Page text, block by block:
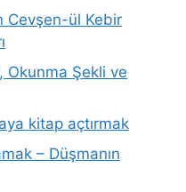
Cevşen-ül Kebir
Okunma Şekli ve
kitap açtırmak
– Düşmanın